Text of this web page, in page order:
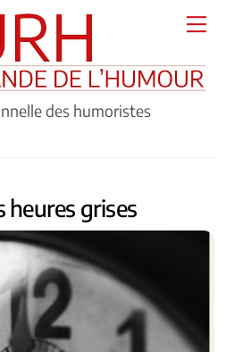
des humoristes
heures grises